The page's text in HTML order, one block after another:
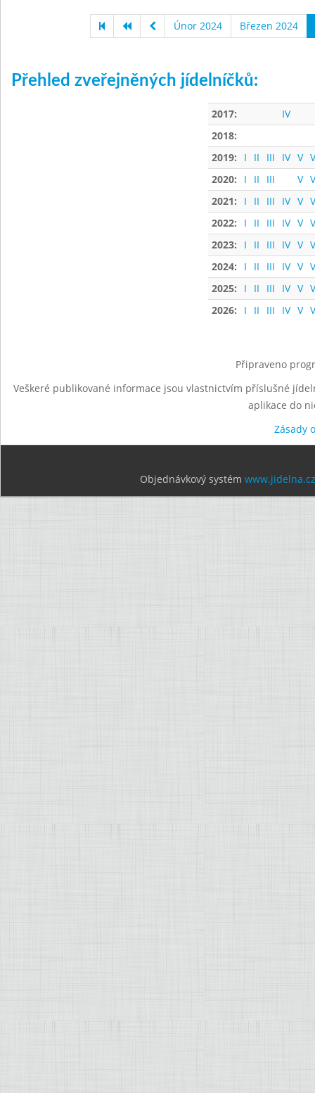
Únor 2024 Březen 2024
Přehled zveřejněných jídelníčků:
2017:
IV
2018:
2019:
I II III IV V
2020:
I II III V
2021:
I II III IV V
2022:
I II III IV V
2023:
I II III IV V
2024:
I II III IV V
2025:
I II III IV V
2026:
I II III IV V
Připraveno
Veškeré publikované informace jsou vlastnictvím příslušné
aplikace do
Zásady
Objednávkový systém www.jidelna.cz